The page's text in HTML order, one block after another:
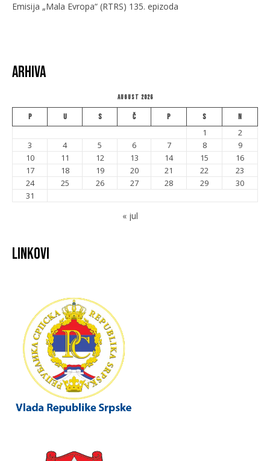
Emisija „Mala Evropa“ (RTRS) 135. epizoda
Arhiva
August 2026
P U S Č P S N
1
2
3
4 5 6 7 8
9
10
11 12 13 14 15
16
17
18 19 20 21 22
23
24
25 26 27 28 29
30
31
« jul
Linkovi